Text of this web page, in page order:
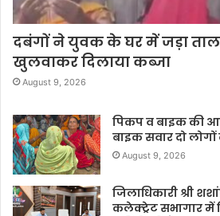
दबंगों ने युवक के घर में जड़ा
खुलवाकर दिलाया कब्जा
August 9, 2026
पिकप व बाइक की
बाइक सवार दो
August 9, 2026
जिलाधिकारी श्री
कलेक्ट्रेट सभागार में